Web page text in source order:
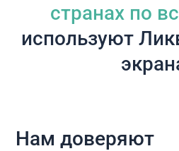
cтранах по
используют
Нам доверяют